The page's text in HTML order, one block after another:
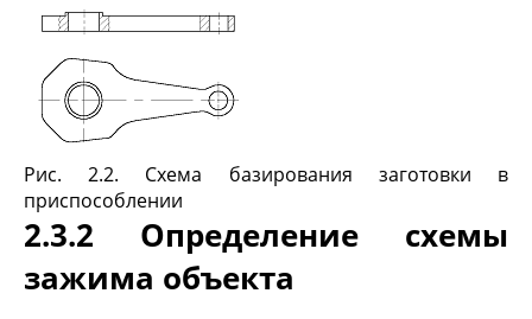
Рис. 2.2. Схема базирования заготовки в
приспособлении
2.3.2 Определение схемы
зажима объекта